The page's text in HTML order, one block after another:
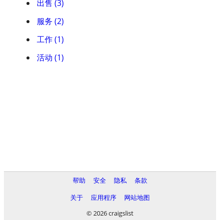
出售 (3)
服务 (2)
工作 (1)
活动 (1)
帮助 安全 隐私
条款
关于
应用程序
网站地图
© 2026 craigslist